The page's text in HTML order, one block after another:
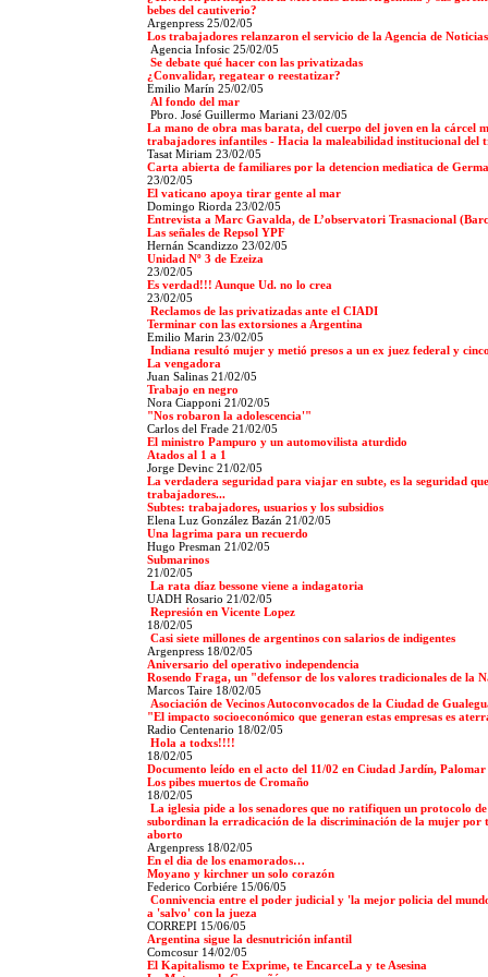
bebes del cautiverio?
Argenpress 25/02/05
Los trabajadores relanzaron el servicio de la Agencia de Noticias
Agencia Infosic 25/02/05
Se debate qué hacer con las privatizadas
¿Convalidar, regatear o reestatizar?
Emilio Marín 25/02/05
Al fondo del mar
Pbro. José Guillermo Mariani 23/02/05
La mano de obra mas barata, del cuerpo del joven en la cárcel
trabajadores infantiles - Hacia la maleabilidad institucional
Tasat Miriam 23/02/05
Carta abierta de familiares por la detencion mediatica de
23/02/05
El vaticano apoya tirar gente al mar
Domingo Riorda 23/02/05
Entrevista a Marc Gavalda, de L’observatori Trasnacional
Las señales de Repsol YPF
Hernán Scandizzo 23/02/05
Unidad Nº 3 de Ezeiza
23/02/05
Es verdad!!! Aunque Ud. no lo crea
23/02/05
Reclamos de las privatizadas ante el CIADI
Terminar con las extorsiones a Argentina
Emilio Marin 23/02/05
Indiana resultó mujer y metió presos a un ex juez federal y
La vengadora
Juan Salinas 21/02/05
Trabajo en negro
Nora Ciapponi 21/02/05
"Nos robaron la adolescencia'"
Carlos del Frade 21/02/05
El ministro Pampuro y un automovilista aturdido
Atados al 1 a 1
Jorge Devinc 21/02/05
La verdadera seguridad para viajar en subte, es la seguridad
trabajadores...
Subtes: trabajadores, usuarios y los subsidios
Elena Luz González Bazán 21/02/05
Una lagrima para un recuerdo
Hugo Presman 21/02/05
Submarinos
21/02/05
La rata díaz bessone viene a indagatoria
UADH Rosario 21/02/05
Represión en Vicente Lopez
18/02/05
Casi siete millones de argentinos con salarios de indigentes
Argenpress 18/02/05
Aniversario del operativo independencia
Rosendo Fraga, un "defensor de los valores tradicionales de la
Marcos Taire 18/02/05
Asociación de Vecinos Autoconvocados de la Ciudad de
"El impacto socioeconómico que generan estas empresas es
Radio Centenario 18/02/05
Hola a todxs!!!!
18/02/05
Documento leído en el acto del 11/02 en Ciudad Jardín, Palomar
Los pibes muertos de Cromaño
18/02/05
La iglesia pide a los senadores que no ratifiquen un protocolo
subordinan la erradicación de la discriminación de la mujer por
aborto
Argenpress 18/02/05
En el dia de los enamorados…
Moyano y kirchner un solo corazón
Federico Corbiére 15/06/05
Connivencia entre el poder judicial y 'la mejor policia del
a 'salvo' con la jueza
CORREPI 15/06/05
Argentina sigue la desnutrición infantil
Comcosur 14/02/05
El Kapitalismo te Exprime, te EncarceLa y te Asesina